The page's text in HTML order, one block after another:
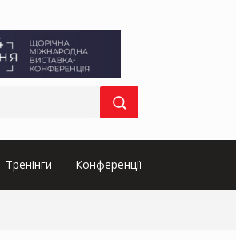
Тренінги Конференції